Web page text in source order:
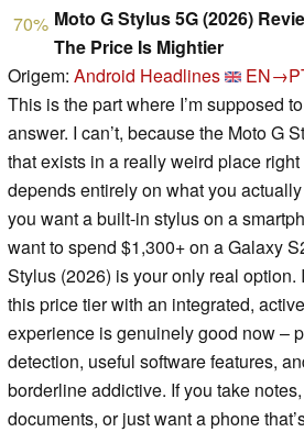
70% Moto G Stylus 5G (2026)
The Price Is Mightier
Origem: Android Headlines
This is the part where I’m supposed
answer. I can’t, because the Moto G
that exists in a really weird place
depends entirely on what you
you want a built-in stylus on a
want to spend $1,300+ on a Galaxy
Stylus (2026) is your only real option.
this price tier with an integrated,
experience is genuinely good now –
detection, useful software features,
borderline addictive. If you take
documents, or just want a phone